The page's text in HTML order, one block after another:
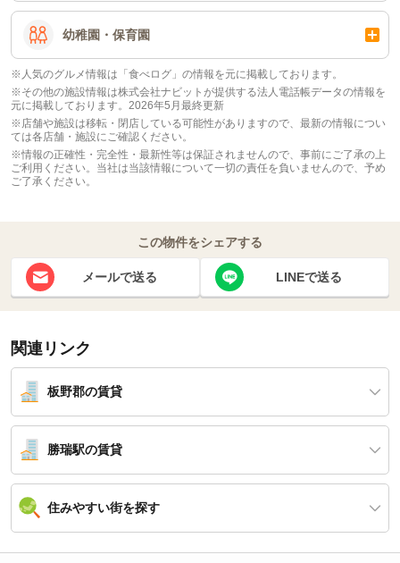
幼稚園・保育園
※人気のグルメ情報は「食べログ」の情報を元に掲載しております。
※その他の施設情報は株式会社ナビットが提供する法人電話帳データの情報を
元に掲載しております。2026年5月最終更新
※店舗や施設は移転・閉店している可能性がありますので、最新の情報につい
ては各店舗・施設にご確認ください。
※情報の正確性・完全性・最新性等は保証されませんので、事前にご了承の上
ご利用ください。当社は当該情報について一切の責任を負いませんので、予め
ご了承ください。
この物件をシェアする
メールで送る LINEで送る
関連リンク
板野郡の賃貸
勝瑞駅の賃貸
住みやすい街を探す